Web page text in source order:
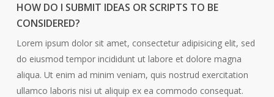
HOW DO I SUBMIT IDEAS OR SCRIPTS TO BE
CONSIDERED?
Lorem ipsum dolor sit amet, consectetur adipisicing elit, sed
do eiusmod tempor incididunt ut labore et dolore magna
aliqua. Ut enim ad minim veniam, quis nostrud exercitation
ullamco laboris nisi ut aliquip ex ea commodo consequat.